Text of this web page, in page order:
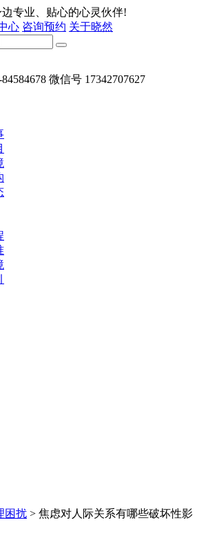
专业、贴心的心灵伙伴!
心 咨询预约 关于晓然
微信号 17342707627
困扰 > 焦虑对人际关系有哪些破坏性影